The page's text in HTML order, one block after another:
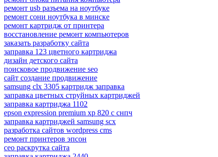
ремонт usb разъема на ноутбуке
ремонт сони ноутбука в минске
ремонт картридж от принтера
восстановление ремонт компьютеров
заказать разработку сайта
заправка 123 цветного картриджа
дизайн детского сайта
поисковое продвижение seo
сайт создание продвижение
samsung clx 3305 картридж заправка
заправка цветных струйных картриджей
заправка картриджа 1102
epson expression premium xp 820 с снпч
заправка картриджей samsung scx
разработка сайтов wordpress cms
ремонт принтеров эпсон
сео раскрутка сайта